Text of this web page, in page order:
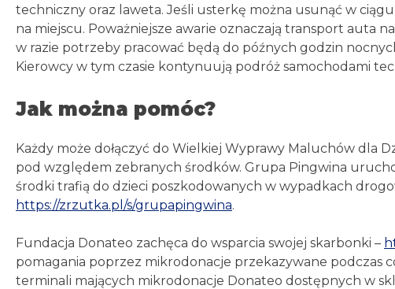
techniczny oraz laweta. Jeśli usterkę można usunąć w
na miejscu. Poważniejsze awarie oznaczają transport auta
w razie potrzeby pracować będą do późnych godzin
Kierowcy w tym czasie kontynuują podróż samochodami
Jak można pomóc?
Każdy może dołączyć do Wielkiej Wyprawy Maluchów dla
pod względem zebranych środków. Grupa Pingwina
środki trafią do dzieci poszkodowanych w wypadkach
https://zrzutka.pl/s/grupapingwina.
Fundacja Donateo zachęca do wsparcia swojej skarbonki –
pomagania poprzez mikrodonacje przekazywane podczas
terminali mających mikrodonacje Donateo dostępnych w